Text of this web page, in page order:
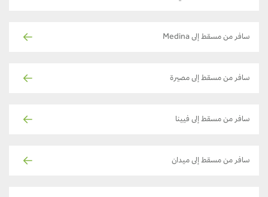
سافر من مسقط إلى Medina
سافر من مسقط إلى مصيرة
سافر من مسقط إلى فيينا
سافر من مسقط إلى ميدان